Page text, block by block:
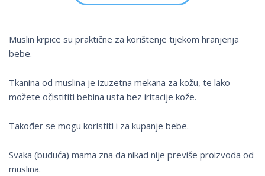
Muslin krpice su praktične za korištenje tijekom hranjenja
bebe.
Tkanina od muslina je izuzetna mekana za kožu, te lako
možete očistititi bebina usta bez iritacije kože.
Također se mogu koristiti i za kupanje bebe.
Svaka (buduća) mama zna da nikad nije previše proizvoda od
muslina.